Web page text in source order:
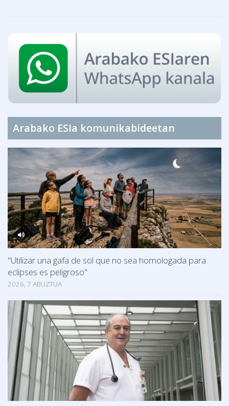
Arabako ESIa komunikabideetan
"Utilizar una gafa de sol que no sea homologada para
eclipses es peligroso"
2026, 7 ABUZTUA